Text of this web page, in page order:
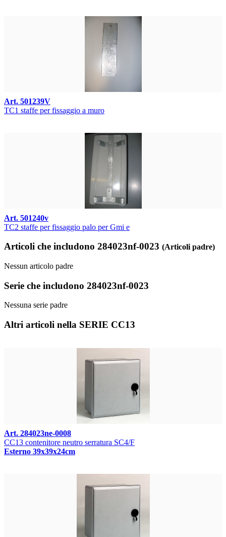
Art. 501239V
TC1 staffe per fissaggio a muro
Art. 501240v
TC2 staffe per fissaggio palo per Gmi e
Articoli che includono 284023nf-0023 (Articoli padre)
Nessun articolo padre
Serie che includono 284023nf-0023
Nessuna serie padre
Altri articoli nella SERIE CC13
Art. 284023ne-0008
CC13 contenitore neutro serratura SC4/F
Esterno 39x39x24cm